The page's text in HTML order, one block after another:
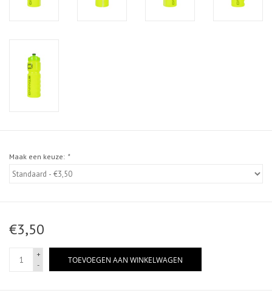
Maak een keuze: *
€3,50
+
-
TOEVOEGEN AAN WINKELWAGEN